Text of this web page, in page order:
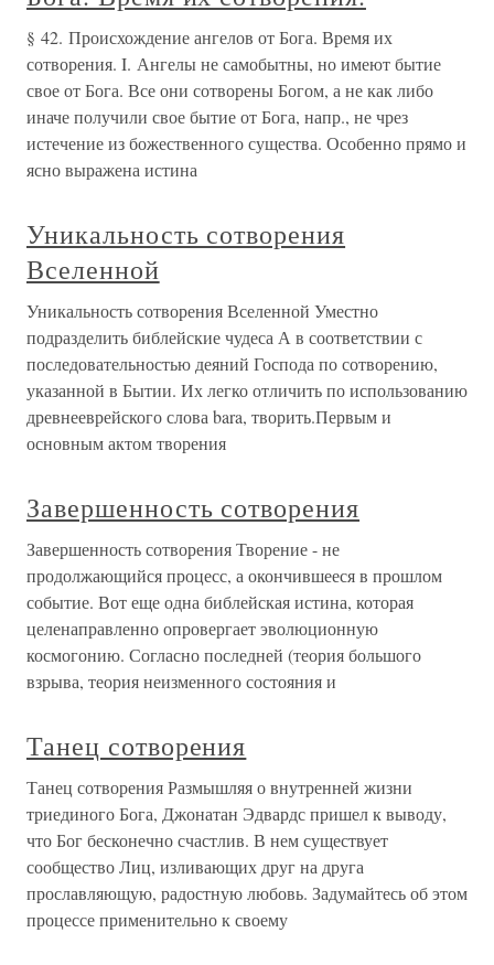
§ 42. Происхождение ангелов от Бога. Время их
сотворения. I. Ангелы не самобытны, но имеют бытие
свое от Бога. Все они сотворены Богом, а не как либо
иначе получили свое бытие от Бога, напр., не чрез
истечение из божественного существа. Особенно прямо и
ясно выражена истина
Уникальность сотворения
Вселенной
Уникальность сотворения Вселенной Уместно
подразделить библейские чудеса А в соответствии с
последовательностью деяний Господа по сотворению,
указанной в Бытии. Их легко отличить по использованию
древнееврейского слова bara, творить.Первым и
основным актом творения
Завершенность сотворения
Завершенность сотворения Творение - не
продолжающийся процесс, а окончившееся в прошлом
событие. Вот еще одна библейская истина, которая
целенаправленно опровергает эволюционную
космогонию. Согласно последней (теория большого
взрыва, теория неизменного состояния и
Танец сотворения
Танец сотворения Размышляя о внутренней жизни
триединого Бога, Джонатан Эдвардс пришел к выводу,
что Бог бесконечно счастлив. В нем существует
сообщество Лиц, изливающих друг на друга
прославляющую, радостную любовь. Задумайтесь об этом
процессе применительно к своему